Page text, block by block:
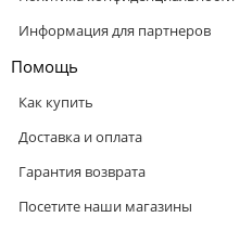
Информация для партнеров
Помощь
Как купить
Доставка и оплата
Гарантия возврата
Посетите наши магазины